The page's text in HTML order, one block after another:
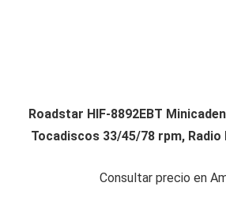
Roadstar HIF-8892EBT
Tocadiscos 33/45/78 rpm, Radio
Consultar precio en